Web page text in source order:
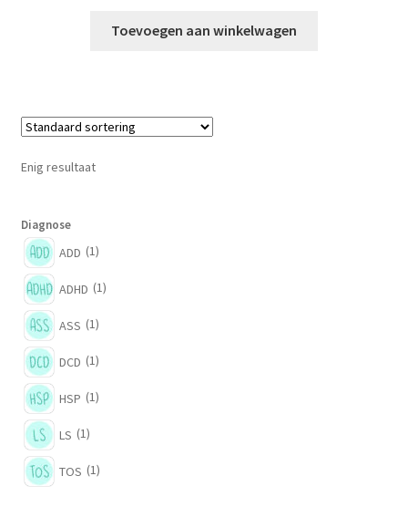
was:
is:
Toevoegen aan winkelwagen
Enig resultaat
Diagnose
ADD (1)
ADHD (1)
ASS (1)
DCD (1)
HSP (1)
LS (1)
TOS (1)